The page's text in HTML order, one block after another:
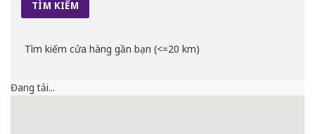
Tìm kiếm cửa hàng gần bạn (<=20 km)
Đang tải...